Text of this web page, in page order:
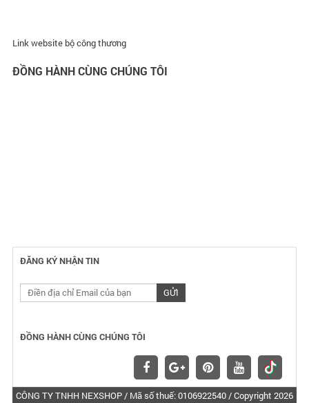
Link website bộ công thương
ĐỒNG HÀNH CÙNG CHÚNG TÔI
ĐĂNG KÝ NHẬN TIN
ĐỒNG HÀNH CÙNG CHÚNG TÔI
CÔNG TY TNHH NEXSHOP / Mã số thuế: 0106922540 / Copyright 2026